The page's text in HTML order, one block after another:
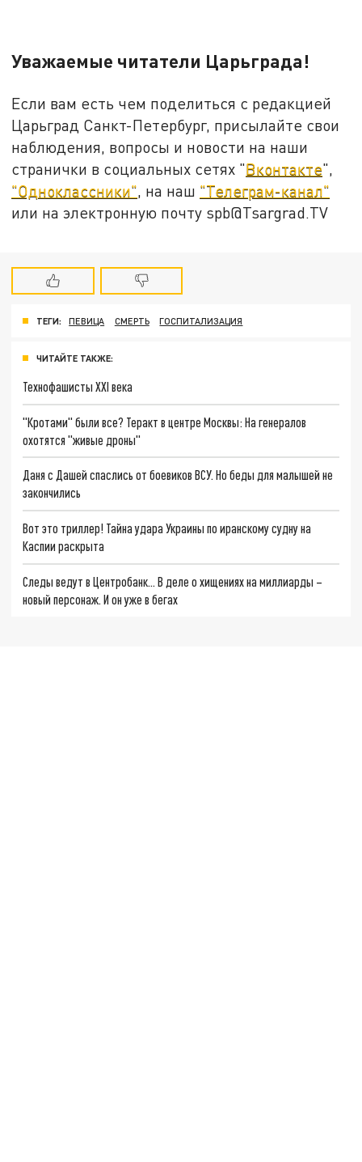
Уважаемые читатели Царьграда!
Если вам есть чем поделиться с редакцией
Царьград Санкт-Петербург, присылайте свои
наблюдения, вопросы и новости на наши
странички в социальных сетях "Вконтакте",
"Одноклассники" , на наш "Телеграм-канал"
или на электронную почту spb@Tsargrad.TV
ТЕГИ: ПЕВИЦА СМЕРТЬ ГОСПИТАЛИЗАЦИЯ
ЧИТАЙТЕ ТАКЖЕ:
Технофашисты XXI века
"Кротами" были все? Теракт в центре Москвы: На генералов
охотятся "живые дроны"
Даня с Дашей спаслись от боевиков ВСУ. Но беды для малышей не
закончились
Вот это триллер! Тайна удара Украины по иранскому судну на
Каспии раскрыта
Следы ведут в Центробанк… В деле о хищениях на миллиарды –
новый персонаж. И он уже в бегах